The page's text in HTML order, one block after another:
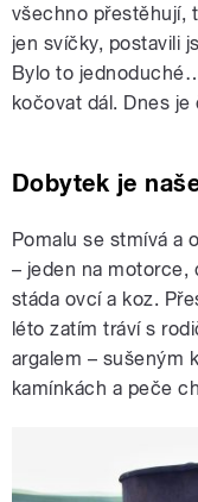
všechno přestěhují,
jen svíčky, postavili
Bylo to
kočovat dál. Dnes
Dobytek je
Pomalu se stmívá a
– jeden na motorce,
stáda ovcí a koz.
léto zatím tráví s
argalem – sušeným
kamínkách a peče